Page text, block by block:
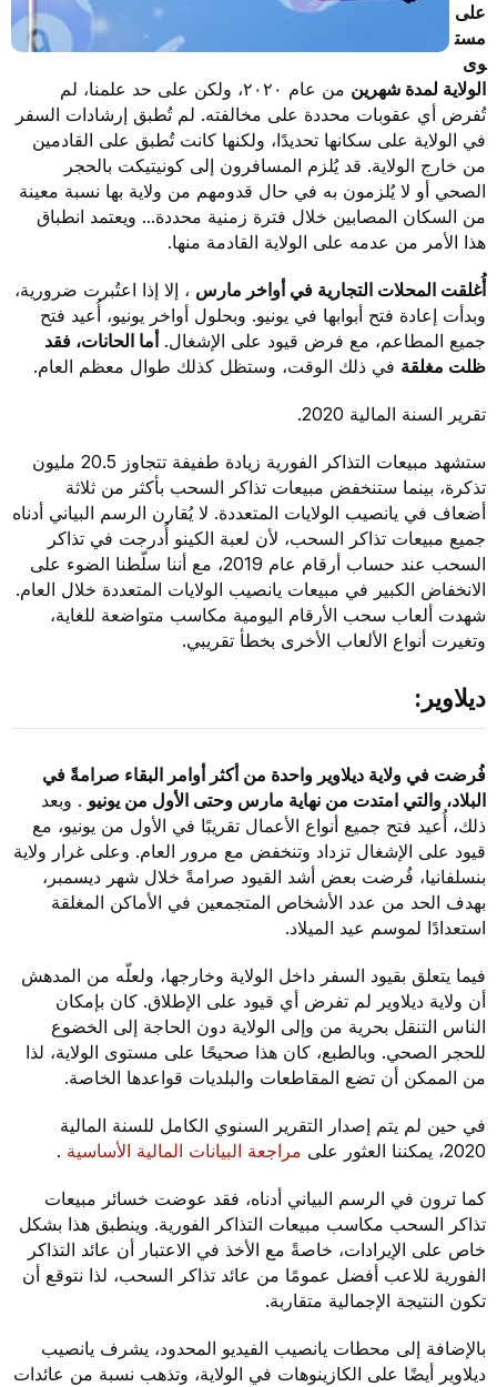
على
مست
وى
الولاية لمدة شهرين
من عام ٢٠٢٠، ولكن على حد علمنا، لم
تُفرض أي عقوبات محددة على مخالفته. لم تُطبق إرشادات السفر
في الولاية على سكانها تحديدًا، ولكنها كانت تُطبق على القادمين
من خارج الولاية. قد يُلزم المسافرون إلى كونيتيكت بالحجر
الصحي أو لا يُلزمون به في حال قدومهم من ولاية بها نسبة معينة
من السكان المصابين خلال فترة زمنية محددة... ويعتمد انطباق
هذا الأمر من عدمه على الولاية القادمة منها.
أُغلقت المحلات التجارية في أواخر مارس ، إلا إذا اعتُبرت ضرورية،
وبدأت إعادة فتح أبوابها في يونيو. وبحلول أواخر يونيو، أُعيد فتح
جميع المطاعم، مع فرض قيود على الإشغال.أما الحانات، فقد
ظلت مغلقةفي ذلك الوقت، وستظل كذلك طوال معظم العام.
تقرير السنة المالية 2020.
ستشهد مبيعات التذاكر الفورية زيادة طفيفة تتجاوز 20.5 مليون
تذكرة، بينما ستنخفض مبيعات تذاكر السحب بأكثر من ثلاثة
أضعاف في يانصيب الولايات المتعددة. لا يُقارن الرسم البياني أدناه
جميع مبيعات تذاكر السحب، لأن لعبة الكينو أُدرجت في تذاكر
السحب عند حساب أرقام عام 2019، مع أننا سلّطنا الضوء على
الانخفاض الكبير في مبيعات يانصيب الولايات المتعددة خلال العام.
شهدت ألعاب سحب الأرقام اليومية مكاسب متواضعة للغاية،
وتغيرت أنواع الألعاب الأخرى بخطأ تقريبي.
ديلاوير:
فُرضت في ولاية ديلاوير واحدة من أكثر أوامر البقاء صرامةً في
البلاد، والتي امتدت من نهاية مارس وحتى الأول من يونيو. وبعد
ذلك، أُعيد فتح جميع أنواع الأعمال تقريبًا في الأول من يونيو، مع
قيود على الإشغال تزداد وتنخفض مع مرور العام. وعلى غرار ولاية
بنسلفانيا، فُرضت بعض أشد القيود صرامةً خلال شهر ديسمبر،
بهدف الحد من عدد الأشخاص المتجمعين في الأماكن المغلقة
استعدادًا لموسم عيد الميلاد.
فيما يتعلق بقيود السفر داخل الولاية وخارجها، ولعلّه من المدهش
أن ولاية ديلاوير لم تفرض أي قيود على الإطلاق. كان بإمكان
الناس التنقل بحرية من وإلى الولاية دون الحاجة إلى الخضوع
للحجر الصحي. وبالطبع، كان هذا صحيحًا على مستوى الولاية، لذا
من الممكن أن تضع المقاطعات والبلديات قواعدها الخاصة.
في حين لم يتم إصدار التقرير السنوي الكامل للسنة المالية
2020، يمكننا العثور على
مراجعة البيانات المالية الأساسية.
كما ترون في الرسم البياني أدناه، فقد عوضت خسائر مبيعات
تذاكر السحب مكاسب مبيعات التذاكر الفورية. وينطبق هذا بشكل
خاص على الإيرادات، خاصةً مع الأخذ في الاعتبار أن عائد التذاكر
الفورية للاعب أفضل عمومًا من عائد تذاكر السحب، لذا نتوقع أن
تكون النتيجة الإجمالية متقاربة.
بالإضافة إلى محطات يانصيب الفيديو المحدود، يشرف يانصيب
ديلاوير أيضًا على الكازينوهات في الولاية، وتذهب نسبة من عائدات